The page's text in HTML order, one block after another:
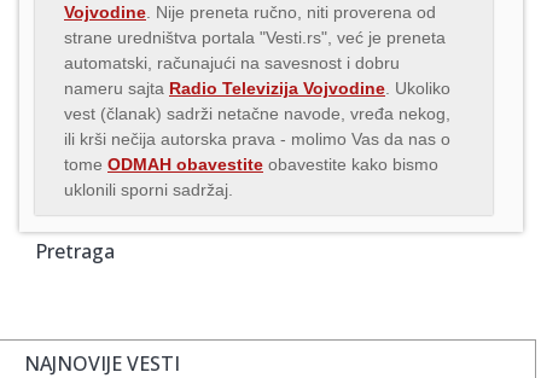
Vojvodine . Nije preneta ručno, niti proverena od
strane uredništva portala "Vesti.rs", već je preneta
automatski, računajući na savesnost i dobru
nameru sajta Radio Televizija Vojvodine . Ukoliko
vest (članak) sadrži netačne navode, vređa nekog,
ili krši nečija autorska prava - molimo Vas da nas o
tome ODMAH obavestite obavestite kako bismo
uklonili sporni sadržaj.
Pretraga
NAJNOVIJE VESTI